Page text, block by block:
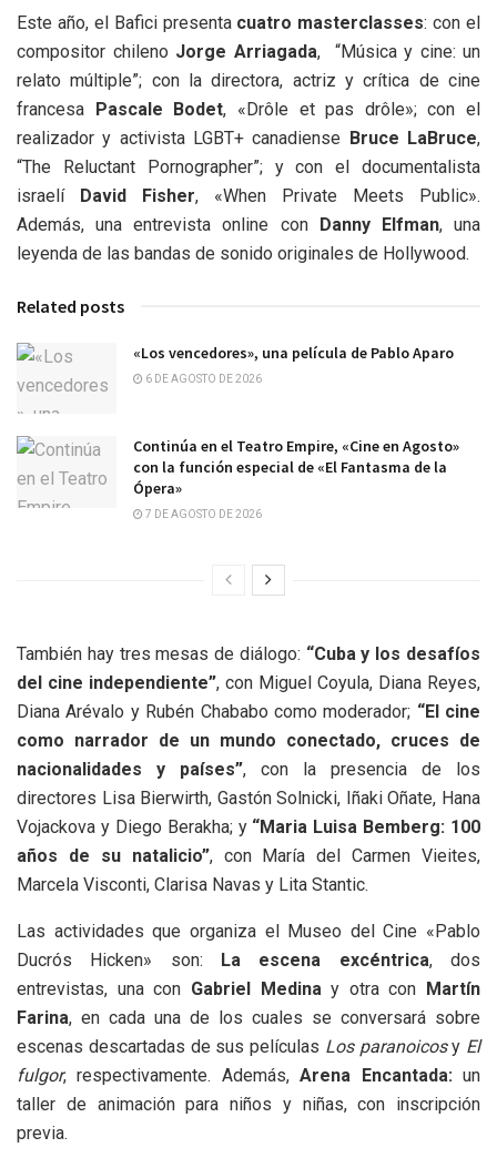
Este año, el Bafici presenta cuatro masterclasses: con el
compositor chileno Jorge Arriagada, “Música y cine: un
relato múltiple”; con la directora, actriz y crítica de cine
francesa Pascale Bodet, «Drôle et pas drôle»; con el
realizador y activista LGBT+ canadiense Bruce LaBruce,
“The Reluctant Pornographer”; y con el documentalista
israelí David Fisher,
«When Private Meets Public».
Además, una entrevista online con Danny Elfman, una
leyenda de las bandas de sonido originales de Hollywood.
Related posts
«Los vencedores», una película de Pablo Aparo
6 DE AGOSTO DE 2026
Continúa en el Teatro Empire, «Cine en Agosto»
con la función especial de «El Fantasma de la
Ópera»
7 DE AGOSTO DE 2026
También hay tres mesas de diálogo: “Cuba y los desafíos
del cine independiente”, con Miguel Coyula, Diana Reyes,
Diana Arévalo y Rubén Chababo como moderador; “El cine
como narrador de un mundo conectado, cruces de
nacionalidades y países”, con la presencia de los
directores Lisa Bierwirth, Gastón Solnicki, Iñaki Oñate, Hana
Vojackova y Diego Berakha; y “Maria Luisa Bemberg: 100
años de su natalicio”, con María del Carmen Vieites,
Marcela Visconti, Clarisa Navas y Lita Stantic.
Las actividades que organiza el Museo del Cine «Pablo
Ducrós Hicken» son:
La escena excéntrica, dos
entrevistas, una con Gabriel Medinay otra con
Martín
Farina, en cada una de los cuales se conversará sobre
escenas descartadas de sus películas Los paranoicosy El
fulgor, respectivamente. Además,Arena Encantada:un
taller de animación para niños y niñas, con inscripción
previa.